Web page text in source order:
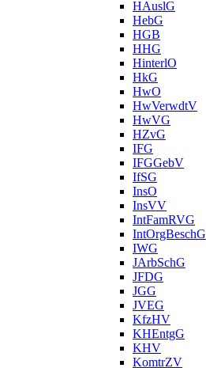
HAuslG
HebG
HGB
HHG
HinterlO
HkG
HwO
HwVerwdtV
HwVG
HZvG
IFG
IFGGebV
IfSG
InsO
InsVV
IntFamRVG
IntOrgBeschG
IWG
JArbSchG
JFDG
JGG
JVEG
KfzHV
KHEntgG
KHV
KomtrZV